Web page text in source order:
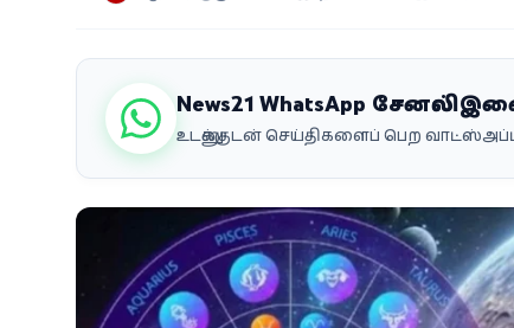
தமிழ்
News21 WhatsApp சேனலில்
உடனுக்குடன் செய்திகளைப் பெற